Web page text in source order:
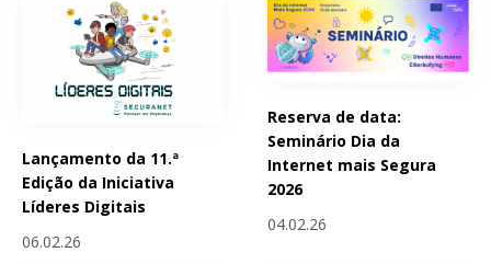
Lançamento da 11.ª
Edição da Iniciativa
Líderes Digitais
06.02.26
Reserva de data:
Seminário Dia da
Internet mais Segura
2026
04.02.26